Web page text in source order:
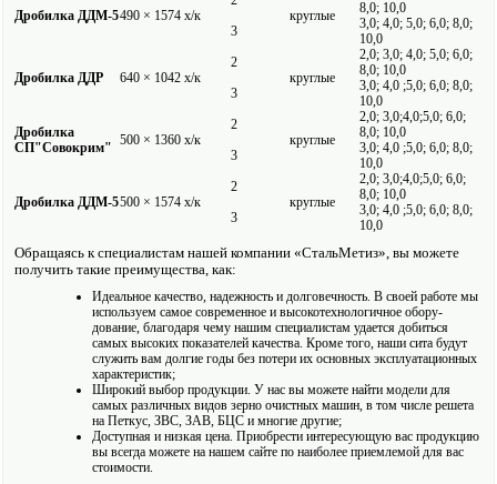
Дробилка ДДМ-5490 × 1574 х/к
круглые
8,0; 10,0
3
3,0; 4,0; 5,0; 6,0; 8,0;
10,0
Дробилка ДДР 640 × 1042 х/к
2
круглые
2,0; 3,0; 4,0; 5,0; 6,0;
8,0; 10,0
3
3,0; 4,0 ;5,0; 6,0; 8,0;
10,0
Дробилка
СП"Совокрим" 500 × 1360 х/к
2
круглые
2,0; 3,0;4,0;5,0; 6,0;
8,0; 10,0
3
3,0; 4,0 ;5,0; 6,0; 8,0;
10,0
Дробилка ДДМ-5500 × 1574 х/к
2
круглые
2,0; 3,0;4,0;5,0; 6,0;
8,0; 10,0
3
3,0; 4,0 ;5,0; 6,0; 8,0;
10,0
Обращаясь к специалистам нашей компании «СтальМетиз», вы можете
получить такие преимущества, как:
Идеальное качество, надежность и долговечность. В своей работе мы
исполь­зуем самое современное и высоко­технологичное обору­
дование, благодаря чему нашим специалистам удается добиться
самых высоких показателей качества. Кроме того, наши сита будут
служить вам долгие годы без потери их основных эксплуатационных
характеристик;
Широкий выбор продукции. У нас вы можете найти модели для
самых различных видов зерно очистных машин, в том числе решета
на Петкус, ЗВС, ЗАВ, БЦС и многие другие;
Доступная и низкая цена. Приобрести интересующую вас продукцию
вы всегда можете на нашем сайте по наиболее приемлемой для вас
стоимости.